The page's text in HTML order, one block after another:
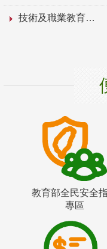
技術及職業教育
教育部全民安全指
專區